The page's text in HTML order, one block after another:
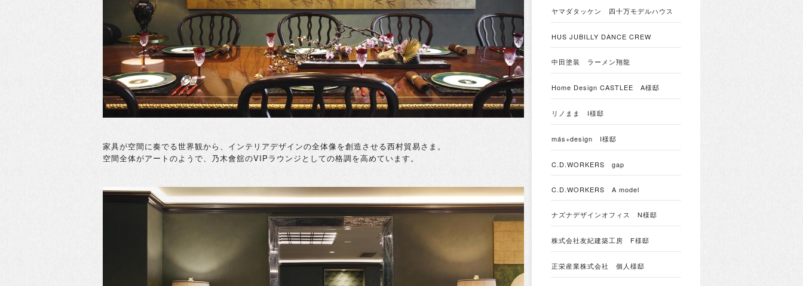
家具が空間に奏でる世界観から、インテリアデザインの全体像を創造させる西村貿易さま。
空間全体がアートのようで、乃木會舘のVIPラウンジとしての格調を高めています。
ヤマダタッケン 四十万モデルハウス
HUS JUBILLY DANCE CREW
中田塗装 ラーメン翔龍
Home Design CASTLEE A様邸
リノまま I様邸
más+design I様邸
C.D.WORKERS gap
C.D.WORKERS A model
ナズナデザインオフィス N様邸
株式会社友紀建築工房 F様邸
正栄産業株式会社 個人様邸